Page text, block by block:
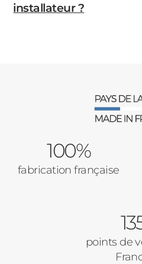
installateur ?
100%
fabrication française
points de